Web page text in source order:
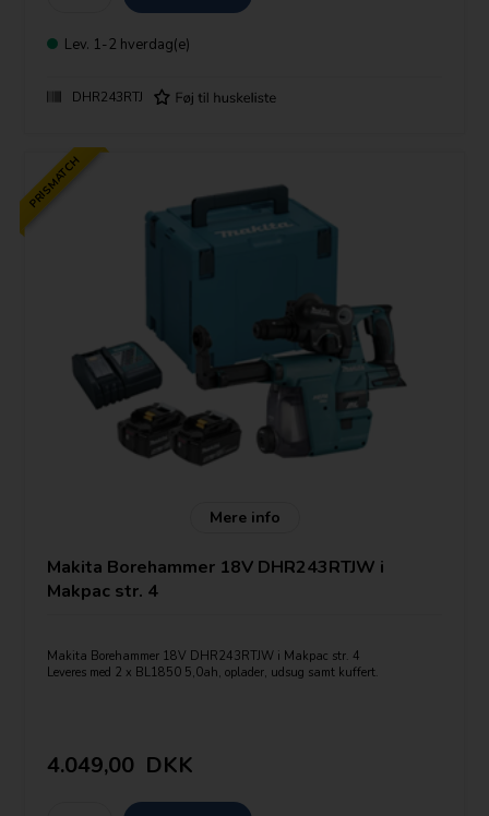
Slagstyrke 2,0 J.
Leveres ud over SDS+ patron med selvspændende borepatron 194079-2
Lev. 1-2 hverdag(e)
DHR243RTJ
PRISMATCH
Mere info
Makita Borehammer 18V DHR243RTJW i
Makpac str. 4
Makita Borehammer 18V DHR243RTJW i Makpac str. 4
Leveres med 2 x BL1850 5,0ah, oplader, udsug samt kuffert.
Leveres ud over SDS+ patron med selvspændende borepatron 194079-2
4.049,00 DKK